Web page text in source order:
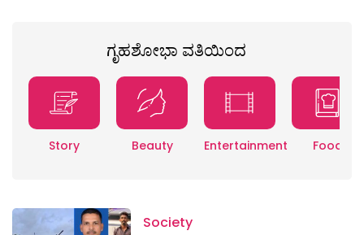
ಗೃಹಶೋಭಾ ವತಿಯಿಂದ
Story Beauty Entertainment Food
Society